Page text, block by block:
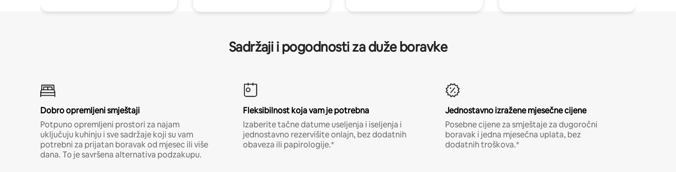
Sadržaji i pogodnosti za duže boravke
Dobro opremljeni smještaji
Potpuno opremljeni prostori za najam
uključuju kuhinju i sve sadržaje koji su vam
potrebni za prijatan boravak od mjesec ili više
dana. To je savršena alternativa podzakupu.
Fleksibilnost koja vam je potrebna
Izaberite tačne datume useljenja i iseljenja i
jednostavno rezervišite onlajn, bez dodatnih
obaveza ili papirologije.*
Jednostavno izražene mjesečne cijene
Posebne cijene za smještaje za dugoročni
boravak i jedna mjesečna uplata, bez
dodatnih troškova.*